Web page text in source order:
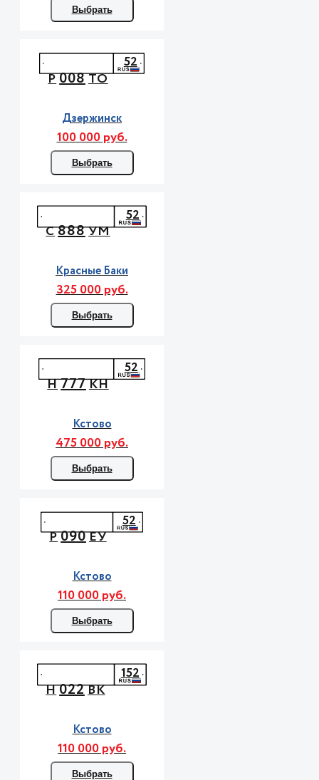
Выбрать
Р008ТО
52
Дзержинск
100 000 руб.
Выбрать
С888УМ
52
Красные Баки
325 000 руб.
Выбрать
Н777КН
52
Кстово
475 000 руб.
Выбрать
Р090ЕУ
52
Кстово
110 000 руб.
Выбрать
Н022ВК
152
Кстово
110 000 руб.
Выбрать